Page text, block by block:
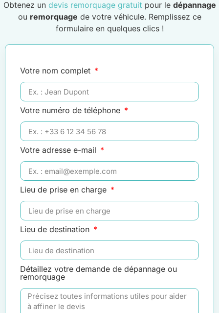
Obtenez un devis remorquage gratuit pour le dépannage
ou remorquage de votre véhicule. Remplissez ce
formulaire en quelques clics !
Votre nom complet
Votre numéro de téléphone
Votre adresse e-mail
Lieu de prise en charge
Lieu de destination
Détaillez votre demande de dépannage ou
remorquage